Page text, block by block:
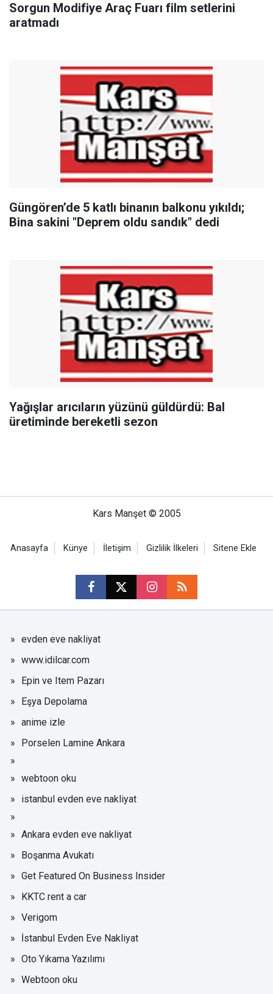
Sorgun Modifiye Araç Fuarı film setlerini
aratmadı
Güngören’de 5 katlı binanın balkonu yıkıldı;
Bina sakini "Deprem oldu sandık" dedi
Yağışlar arıcıların yüzünü güldürdü: Bal
üretiminde bereketli sezon
Kars Manşet © 2005
Anasayfa Künye İletişim Gizlilik İlkeleri Sitene Ekle
evden eve nakliyat
www.idilcar.com
Epin ve Item Pazarı
Eşya Depolama
anime izle
Porselen Lamine Ankara
webtoon oku
istanbul evden eve nakliyat
Ankara evden eve nakliyat
Boşanma Avukatı
Get Featured On Business Insider
KKTC rent a car
Verigom
İstanbul Evden Eve Nakliyat
Oto Yıkama Yazılımı
Webtoon oku